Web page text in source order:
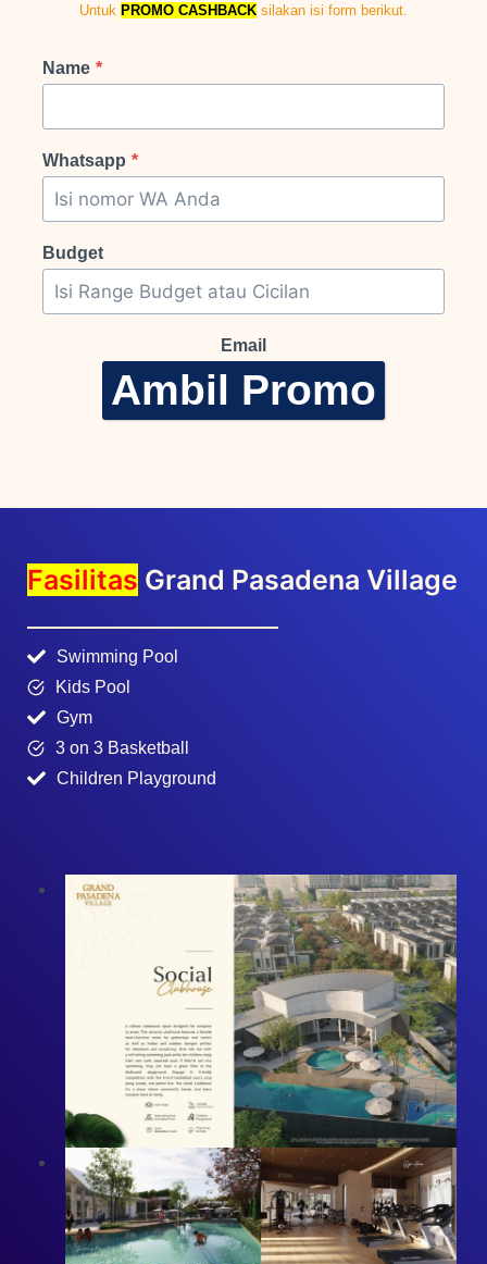
Whatsapp
Budget
Ambil Promo
Kids Pool
3 on 3 Basketball
Children Playground